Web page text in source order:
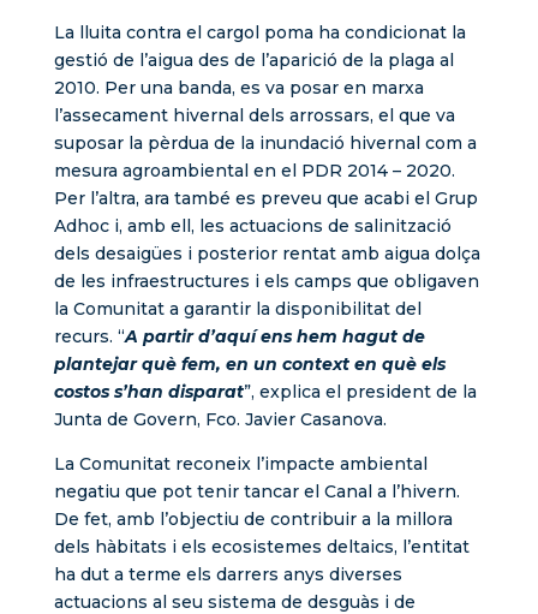
La lluita contra el cargol poma ha condicionat la
gestió de l’aigua des de l’aparició de la plaga al
2010. Per una banda, es va posar en marxa
l’assecament hivernal dels arrossars, el que va
suposar la pèrdua de la inundació hivernal com a
mesura agroambiental en el PDR 2014 – 2020.
Per l’altra, ara també es preveu que acabi el Grup
Adhoc i, amb ell, les actuacions de salinització
dels desaigües i posterior rentat amb aigua dolça
de les infraestructures i els camps que obligaven
la Comunitat a garantir la disponibilitat del
recurs. “A partir d’aquí ens hem hagut de
plantejar què fem, en un context en què els
costos s’han disparat”, explica el president de la
Junta de Govern, Fco. Javier Casanova.
La Comunitat reconeix l’impacte ambiental
negatiu que pot tenir tancar el Canal a l’hivern.
De fet, amb l’objectiu de contribuir a la millora
dels hàbitats i els ecosistemes deltaics, l’entitat
ha dut a terme els darrers anys diverses
actuacions al seu sistema de desguàs i de